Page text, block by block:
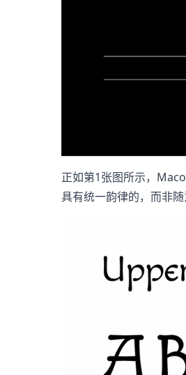
正如第1张图所示，
具有统一韵律的，而非